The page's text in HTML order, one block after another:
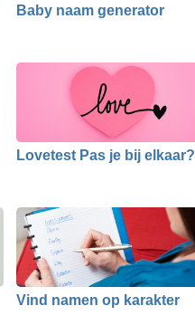
Baby naam generator
Lovetest Pas je bij elkaar?
Vind namen op karakter